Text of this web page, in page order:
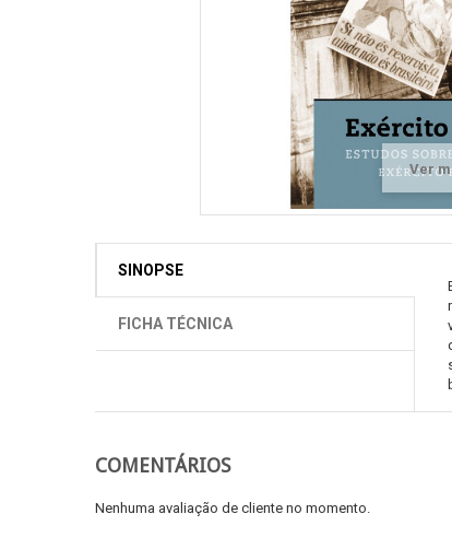
Ver
SINOPSE
FICHA TÉCNICA
COMENTÁRIOS
Nenhuma avaliação de cliente no momento.